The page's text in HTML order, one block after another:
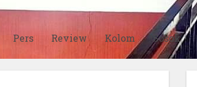
Pers Review Kolom Sosok